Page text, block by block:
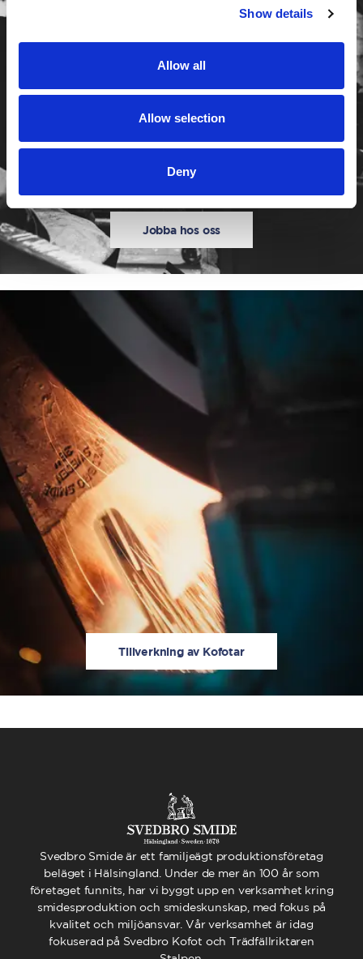
Show details
Allow all
Allow selection
Deny
Jobba hos oss
Tillverkning av Kofotar
Svedbro Smide är ett familjeägt produktionsföretag
beläget i Hälsingland. Under de mer än 100 år som
företaget funnits, har vi byggt upp en verksamhet kring
smidesproduktion och smideskunskap, med fokus på
kvalitet och miljöansvar. Vår verksamhet är idag
fokuserad på Svedbro Kofot och Trädfällriktaren